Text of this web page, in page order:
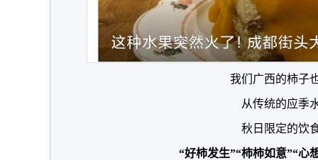
我们广西的柿子
从传统的应季
秋日限定的饮
“好柿发生”“柿柿如意”“心